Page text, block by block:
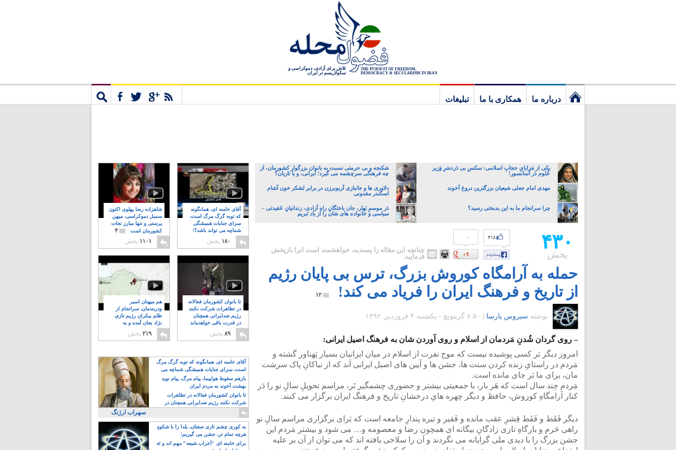
THE PURSUIT OF FREEDOM,
DEMOCRACY & SECULARISM IN IRAN
تلاش برای آزادی، دموکراسی و
سکولاریسم در ایران
درباره ما همکاری با ما
تبلیغات
یکی از مَزایایِ حجابِ اسلامی: سکسِ بی دَردسَرِ وَزیر
عُلوم دَر آسانسور!
شکنجه و بی حرمتی نسبت به بانوان بزرگوار کشورمان، از
چه فرهنگی سرچشمه می گیرد؛ ایرانی، و یا تازیان؟
مهدی امام جعلی شیعیان بزرگترین دروغ آخوند
دلاوری ها و جانبازی آریوبرزن در برابر لشکر خون آشام
اسکندر مقدونی
چرا سرانجام ما به این بدبختی رسید؟
دَر موسمِ بَهار، جان باختگانِ راهِ آزادی، زندانیانِ عَقیدتی –
سیاسی و خانواده های شان را از یاد نَبریم
۴۳۰
پخش
۰ ۴۱۸
چنانچه این مقاله را پسندید، خواهشمند است آنرا بازپخش
فرمایید.
حمله به آرامگاه کوروش بزرگ، ترس بی پایان رژیم
از تاریخ و فرهنگ ایران را فریاد می کند!
۱۲
نوشته سیروس پارسا ۷:۵۰ گرينويچ - یکشنبه ۴ فروردین ۱۳۹۲
– روی گردان شُدنِ مَردمان از اسلام و روی آوردن شان به فرهنگ اصیل ایرانی:
امروز دیگر بَر کسی پوشیده نیست که موج نفرت از اسلام در میان ایرانیان بسیار پَهناور گشته و
مَردم در راستایِ زنده کردن سنت ها، جشن ها و آیین های اصیل ایرانی اَند که از نیاکانِ پاک سرشت
مان، برای ما بَر جای مانده است.
مَردم چند سال است که هَر بار، با جمعیتی بیشتر و حضوری چشمگیر تَر، مراسم تحویلِ سالِ نو را دَر
کنار آرامگاهِ کوروش، حافظ و دیگر چهره هایِ درخشانِ تاریخ و فرهنگ ایران برگزار می کنند.
دیگر فَقَط و فَقَط قِشرِ عقب مانده و فَقیر و تیره پندارِ جامعه است که بَرای برگزاری مراسم سالِ نو
راهی حَرم و بارگاهِ تازی زادگانِ بیگانه ای همچون رضا و معصومه و… می شود و بیشتر مَردم این
جشن بزرگ را با دیدی ملی گرایانه می نگردند و آن را سلاحی یافته اند که می توان از آن بر علیه
شاهزاده رضا پهلوی اکنون
سمبل دموکراسی، میهن
پرستی و تنها مبارز نجات
کشورمان است
۴
۱۱۰۱ پخش
آقای خامنه ای، همانگونه
که توبه گرگ مرگ است،
سزای جنایات همیشگی
شماچه می تواند باشد؟!
۸
۱۸۰ پخش
هم میهنان اسیر
ودربندمان، سرانجام از
ظلم بیکران رژیم تازی
نژاد بجان آمده و به
۲۱۹ پخش
تا بانوان کشورمان فعالانه
در تظاهرات شرکت نکنند
رژیم ضدایرانی همچنان
در قدرت باقی خواهدماند
۸
۸۹ پخش
آقای خامنه ای، همانگونه که توبه گرگ مرگ
است، سزای جنایات همیشگی شماچه می
تواند باشد؟!
بازهم سقوط هواپیما، پیام مرگ، پیام نوید
بهشت آخوند به مردم ایران
تا بانوان کشورمان فعالانه در تظاهرات
شرکت نکنند رژیم ضدایرانی همچنان در
قدرت باقی خواهدماند
سهراب ارژنگ
به کوری چشم تازی صفتان، یلدا را با شکوهِ
هرچه تمام تر، جشن می گیریم!
برای خامنه ای "اَعراب شیعه" مهم اند و نَه